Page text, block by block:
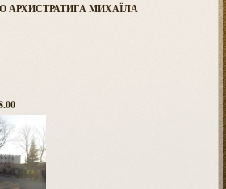
АРХИСТРАТИГА МИХАЇЛА